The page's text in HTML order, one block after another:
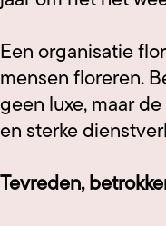
Een organisatie
mensen floreren.
geen luxe, maar
en sterke
Tevreden,